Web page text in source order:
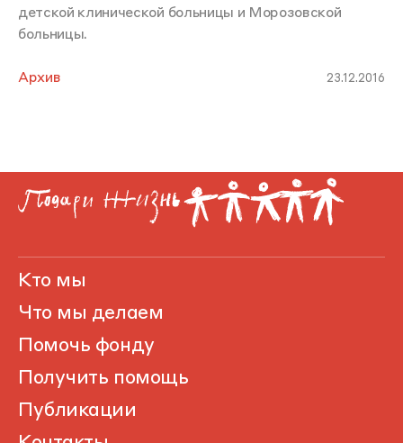
детской клинической больницы и Морозовской
больницы.
Архив 23.12.2016
Кто мы
Что мы делаем
Помочь фонду
Получить помощь
Публикации